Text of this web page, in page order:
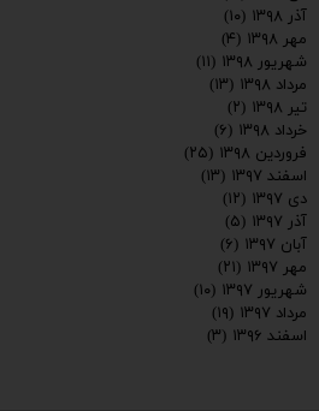
آذر ۱۳۹۸
(۱۰)
مهر ۱۳۹۸
(۴)
شهریور ۱۳۹۸
(۱۱)
مرداد ۱۳۹۸
(۱۳)
تیر ۱۳۹۸
(۲)
خرداد ۱۳۹۸
(۶)
فروردین ۱۳۹۸
(۲۵)
اسفند ۱۳۹۷
(۱۳)
دی ۱۳۹۷
(۱۲)
آذر ۱۳۹۷
(۵)
آبان ۱۳۹۷
(۶)
مهر ۱۳۹۷
(۲۱)
شهریور ۱۳۹۷
(۱۰)
مرداد ۱۳۹۷
(۱۹)
اسفند ۱۳۹۶
(۳)